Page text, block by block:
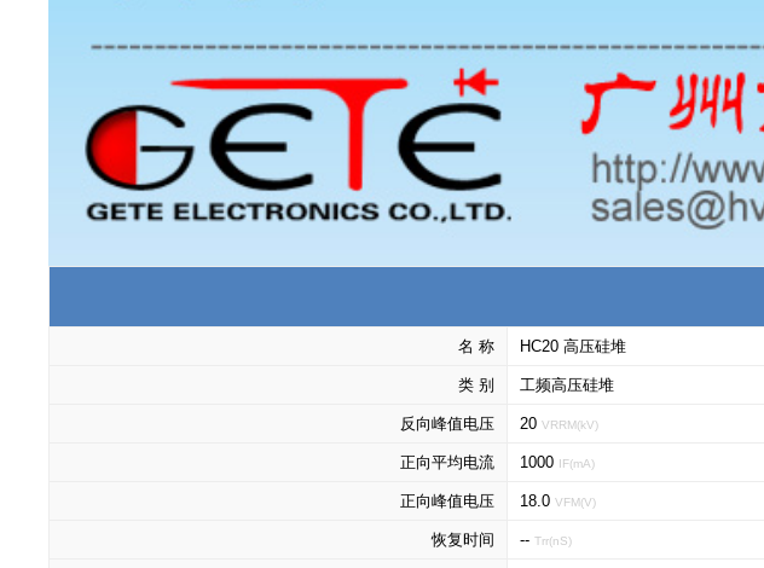
名 称 HC20 高压硅堆
类 别 工频高压硅堆
反向峰值电压 20 VRRM(kV)
正向平均电流 1000 IF(mA)
正向峰值电压 18.0 VFM(V)
恢复时间 -- Trr(nS)